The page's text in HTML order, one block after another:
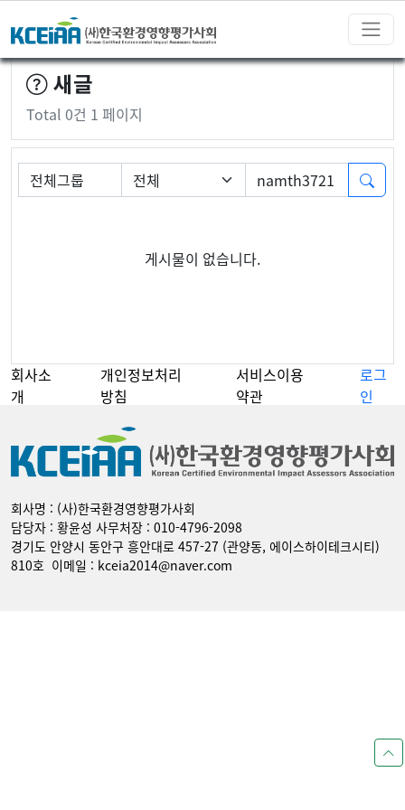
새글
Total 0건 1 페이지
상세검색
그룹
검색대상
검색어필수
게시물이 없습니다.
회사소
개
개인정보처리
방침
서비스이용
약관
로그
인
회사명 : (사)한국환경영향평가사회
담당자 : 황윤성 사무처장 : 010-4796-2098
경기도 안양시 동안구 흥안대로 457-27 (관양동, 에이스하이테크시티)
810호 이메일 : kceia2014@naver.com